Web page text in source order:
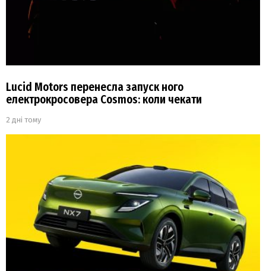
Lucid Motors перенесла запуск ного
електрокросовера Cosmos: коли чекати
2 дні тому